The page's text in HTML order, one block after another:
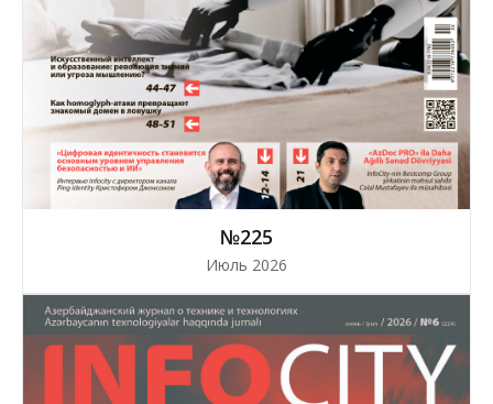
№225
Июль 2026